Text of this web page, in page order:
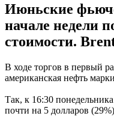
Июньские
начале недели
стоимости.
В ходе торгов в первый
американская нефть
Так, к 16:30
почти на 5 долларов